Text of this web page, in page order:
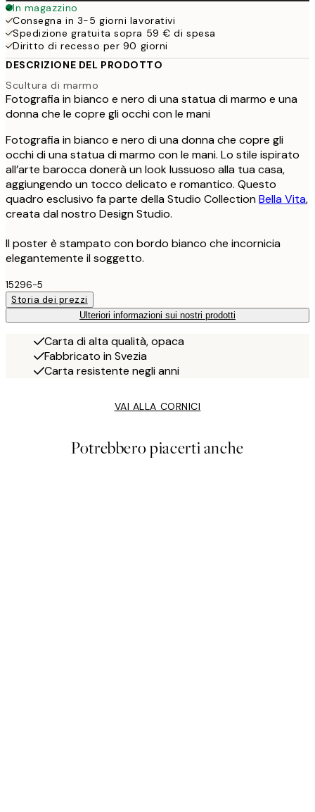
In magazzino
Consegna in 3-5 giorni lavorativi
Spedizione gratuita sopra 59 € di spesa
Diritto di recesso per 90 giorni
DESCRIZIONE DEL PRODOTTO
Scultura di marmo
Fotografia in bianco e nero di una statua di marmo e una
donna che le copre gli occhi con le mani
Fotografia in bianco e nero di una donna che copre gli
occhi di una statua di marmo con le mani. Lo stile ispirato
all’arte barocca donerà un look lussuoso alla tua casa,
aggiungendo un tocco delicato e romantico. Questo
quadro esclusivo fa parte della Studio CollectionBella Vita,
creata dal nostro Design Studio.
Il poster è stampato con bordo bianco che incornicia
elegantemente il soggetto.
15296-5
Storia dei prezzi
Ulteriori informazioni sui nostri prodotti
Carta di alta qualità, opaca
Fabbricato in Svezia
Carta resistente negli anni
VAI ALLA CORNICI
Potrebbero piacerti anche